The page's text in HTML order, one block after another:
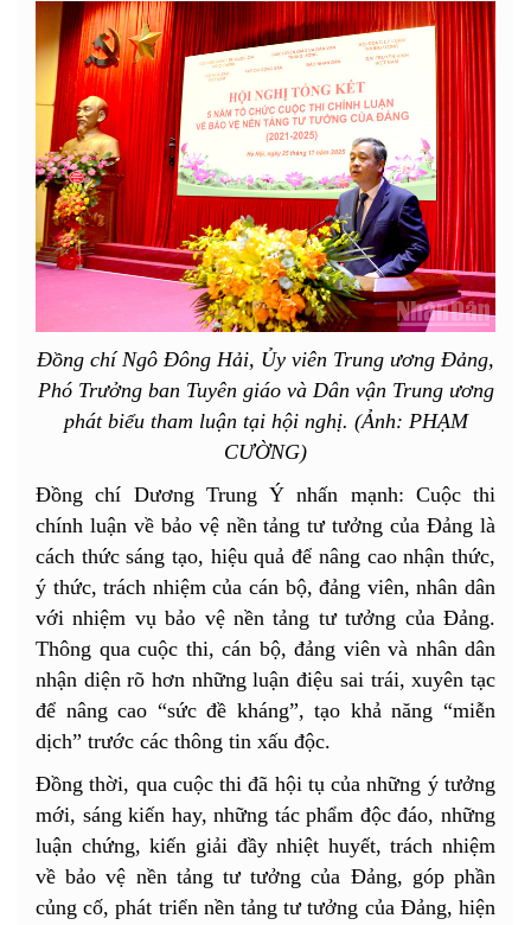
Đồng chí Ngô Đông Hải, Ủy viên Trung ương Đảng,
Phó Trưởng ban Tuyên giáo và Dân vận Trung ương
phát biểu tham luận tại hội nghị. (Ảnh: PHẠM
CƯỜNG)
Đồng chí Dương Trung Ý nhấn mạnh: Cuộc thi
chính luận về bảo vệ nền tảng tư tưởng của Đảng là
cách thức sáng tạo, hiệu quả để nâng cao nhận thức,
ý thức, trách nhiệm của cán bộ, đảng viên, nhân dân
với nhiệm vụ bảo vệ nền tảng tư tưởng của Đảng.
Thông qua cuộc thi, cán bộ, đảng viên và nhân dân
nhận diện rõ hơn những luận điệu sai trái, xuyên tạc
để nâng cao “sức đề kháng”, tạo khả năng “miễn
dịch” trước các thông tin xấu độc.
Đồng thời, qua cuộc thi đã hội tụ của những ý tưởng
mới, sáng kiến hay, những tác phẩm độc đáo, những
luận chứng, kiến giải đầy nhiệt huyết, trách nhiệm
về bảo vệ nền tảng tư tưởng của Đảng, góp phần
củng cố, phát triển nền tảng tư tưởng của Đảng, hiện